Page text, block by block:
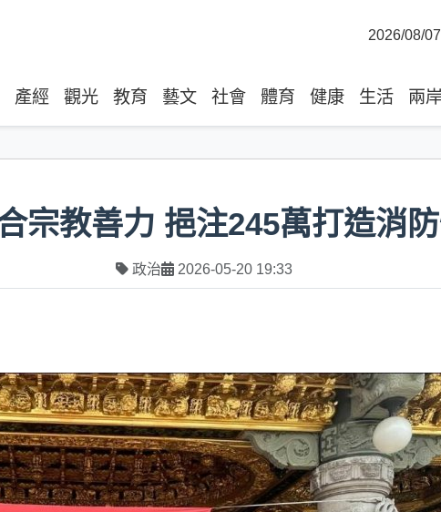
2026/08/07
產經 觀光 教育 藝文 社會 體育 健康 生活 兩
宗教善力 挹注245萬打造消
政治 2026-05-20 19:33